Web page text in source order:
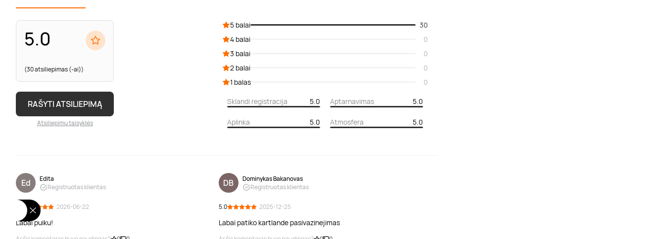
5.0
(30 atsiliepimas (-ai))
RAŠYTI ATSILIEPIMĄ
Atsiliepimų taisyklės
5 balai
30
4 balai
0
3 balai
0
2 balai
0
1 balas
0
Sklandi registracija 5.0 Aptarnavimas 5.0
Aplinka 5.0 Atmosfera 5.0
Ed
Edita
Registruotas klientas
5.0 · 2026-06-22
Labai puiku!
DB
Dominykas Bakanovas
Registruotas klientas
5.0 · 2025-12-25
Labai patiko kartlande pasivazinejimas